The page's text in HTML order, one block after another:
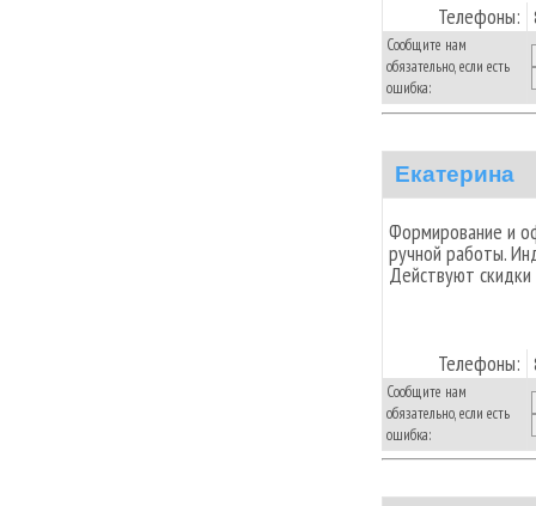
Телефоны:
Сообщите нам
обязательно, если есть
ошибка:
Екатерина
Формирование и
ручной работы.
Действуют скидки
Телефоны:
Сообщите нам
обязательно, если есть
ошибка: